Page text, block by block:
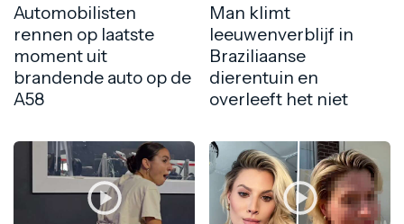
Automobilisten
rennen op laatste
moment uit
brandende auto op de
A58
Man klimt
leeuwenverblijf in
Braziliaanse
dierentuin en
overleeft het niet